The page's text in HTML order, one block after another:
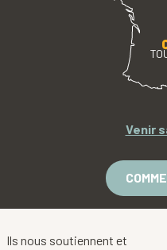
Venir
Ils nous soutiennent et